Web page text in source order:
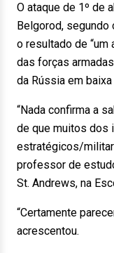
O ataque de 1º de
Belgorod, segundo
o resultado de
das forças
da Rússia em baixa
“Nada confirma a
de que muitos dos
estratégicos/
professor de
St. Andrews, na
“Certamente
acrescentou.